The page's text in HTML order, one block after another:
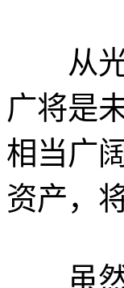
从光
广将是
相当广
资产，
虽然